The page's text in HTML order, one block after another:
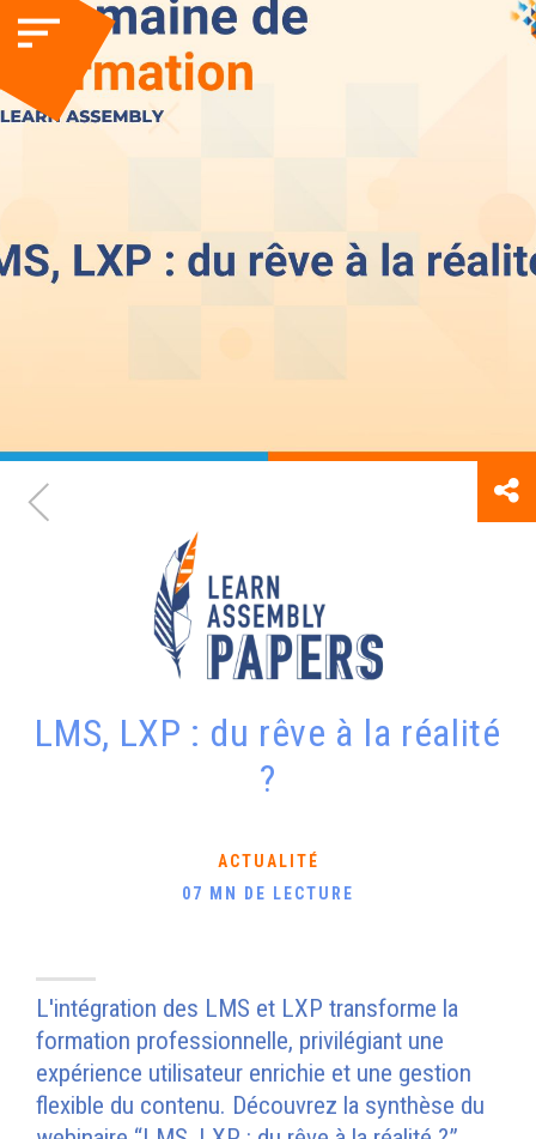
LMS, LXP : du rêve à la réalité
?
ACTUALITÉ
07 MN DE LECTURE
L'intégration des LMS et LXP transforme la
formation professionnelle, privilégiant une
expérience utilisateur enrichie et une gestion
flexible du contenu. Découvrez la synthèse du